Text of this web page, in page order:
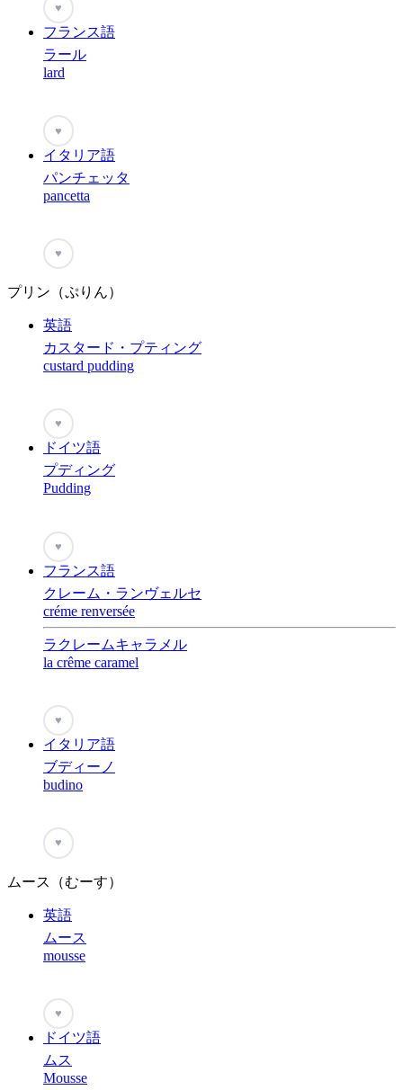
♥
フランス語
ラール
lard
♥
イタリア語
パンチェッタ
pancetta
♥
プリン（ぷりん）
英語
カスタード・プティング
custard pudding
♥
ドイツ語
プディング
Pudding
♥
フランス語
クレーム・ランヴェルセ
créme renversée
ラクレームキャラメル
la crême caramel
♥
イタリア語
ブディーノ
budino
♥
ムース（むーす）
英語
ムース
mousse
♥
ドイツ語
ムス
Mousse